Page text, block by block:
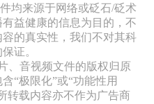
均来源于网络或砭石/砭术
益健康的信息为目的，不
的真实性，我们不对其科
证。
、音视频文件的版权归原
“极限化”或“功能性用
转载内容亦不作为广告商